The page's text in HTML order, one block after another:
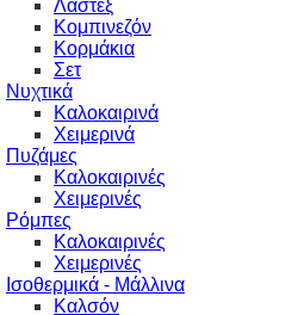
Λαστέξ
Κομπινεζόν
Κορμάκια
Σετ
Νυχτικά
Καλοκαιρινά
Χειμερινά
Πυζάμες
Καλοκαιρινές
Χειμερινές
Ρόμπες
Καλοκαιρινές
Χειμερινές
Ισοθερμικά - Μάλλινα
Καλσόν